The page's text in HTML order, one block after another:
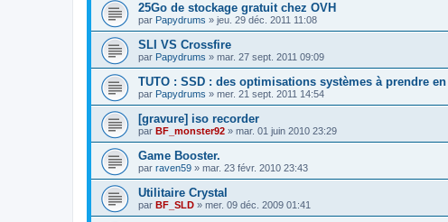
25Go de stockage gratuit chez OVH
par Papydrums » jeu. 29 déc. 2011 11:08
SLI VS Crossfire
par Papydrums » mar. 27 sept. 2011 09:09
TUTO : SSD : des optimisations systèmes à prendre
par Papydrums » mer. 21 sept. 2011 14:54
[gravure] iso recorder
par BF_monster92 » mar. 01 juin 2010 23:29
Game Booster.
par raven59 » mar. 23 févr. 2010 23:43
Utilitaire Crystal
par BF_SLD » mer. 09 déc. 2009 01:41